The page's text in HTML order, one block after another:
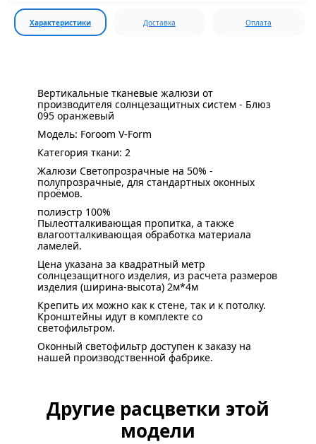
Характеристики Доставка Оплата
Вертикальные тканевые жалюзи от
производителя солнцезащитных систем - Блюз
095 оранжевый
Модель: Foroom V-Form
Категория ткани: 2
Жалюзи Светопрозрачные на 50% -
полупрозрачные, для стандартных оконных
проёмов.
полиэстр 100%
Пылеотталкивающая пропитка, а также
влагоотталкивающая обработка материала
ламелей.
Цена указана за квадратный метр
солнцезащитного изделия, из расчета размеров
изделия (ширина-высота) 2м*4м
Крепить их можно как к стене, так и к потолку.
Кронштейны идут в комплекте со
светофильтром.
Оконный светофильтр доступен к заказу на
нашей производственной фабрике.
Другие расцветки этой
модели